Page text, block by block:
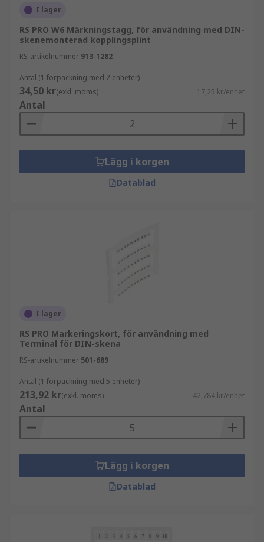
ledare, vilket gör dem lättare att föra in i
kopplingsplintar. De är vanligtvis tillverkade av
ett kopparrör med en formgjuten isolerande
krage i änden. Du kan använda ett krimpverktyg
för att krimpa kopparröret för bättre kontakt
mellan ledningstrådarna och kontaktpunkten.
Typer av kopplingsplintstillbehör
Det finns många kopplingsplintstillbehör,
Ändkonsoler
Kopplingsplintsmarkörer
I lager
RS PRO W6 Märkningstagg, för användning med DIN-
skenemonterad kopplingsplint
RS-artikelnummer 913-1282
Antal (1 förpackning med 2 enheter)
34,50 kr(exkl. moms) 17,25 kr/enhet
Antal
Lägg i korgen
Datablad
I lager
RS PRO Markeringskort, för användning med
Terminal för DIN-skena
RS-artikelnummer 501-689
Antal (1 förpackning med 5 enheter)
213,92 kr(exkl. moms) 42,784 kr/enhet
Antal
Lägg i korgen
Datablad